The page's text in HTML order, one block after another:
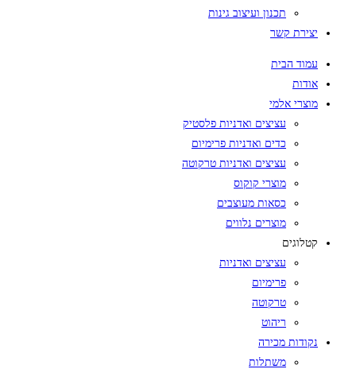
תכנון ועיצוב גינות
יצירת קשר
עמוד הבית
אודות
מוצרי אלמי
עציצים ואדניות פלסטיק
כדים ואדניות פרימיום
עציצים ואדניות טרקוטה
מוצרי קוקוס
כסאות מעוצבים
מוצרים נלווים
קטלוגים
עציצים ואדניות
פרימיום
טרקוטה
ריהוט
נקודות מכירה
משתלות